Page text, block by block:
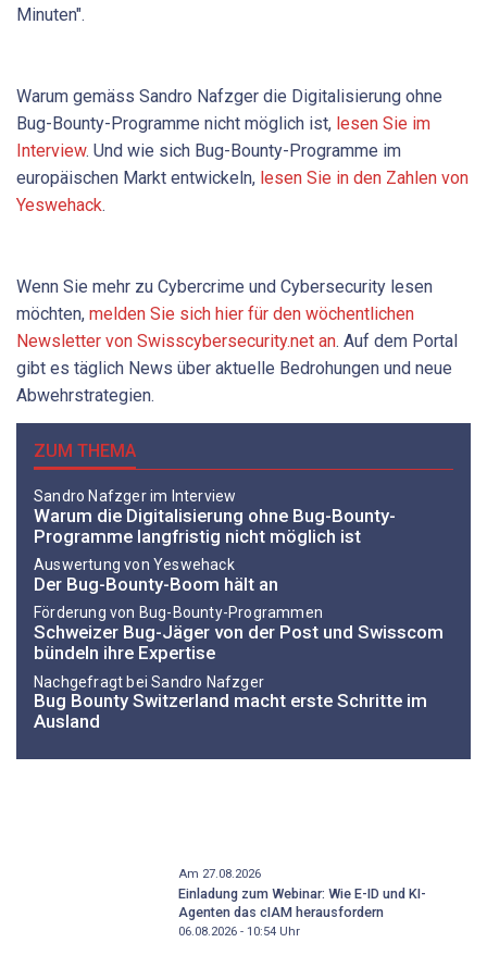
Minuten".
Warum gemäss Sandro Nafzger die Digitalisierung ohne
Bug-Bounty-Programme nicht möglich ist, lesen Sie im
Interview. Und wie sich Bug-Bounty-Programme im
europäischen Markt entwickeln, lesen Sie in den Zahlen von
Yeswehack.
Wenn Sie mehr zu Cybercrime und Cybersecurity lesen
möchten, melden Sie sich hier für den wöchentlichen
Newsletter von Swisscybersecurity.net an. Auf dem Portal
gibt es täglich News über aktuelle Bedrohungen und neue
Abwehrstrategien.
ZUM THEMA
Sandro Nafzger im Interview
Warum die Digitalisierung ohne Bug-Bounty-
Programme langfristig nicht möglich ist
Auswertung von Yeswehack
Der Bug-Bounty-Boom hält an
Förderung von Bug-Bounty-Programmen
Schweizer Bug-Jäger von der Post und Swisscom
bündeln ihre Expertise
Nachgefragt bei Sandro Nafzger
Bug Bounty Switzerland macht erste Schritte im
Ausland
Am 27.08.2026
Einladung zum Webinar: Wie E-ID und KI-
Agenten das cIAM herausfordern
06.08.2026 - 10:54Uhr